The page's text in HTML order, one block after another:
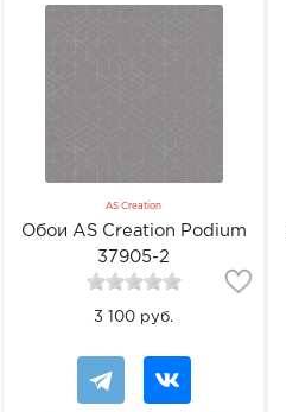
AS Creation
Обои AS Creation Podium
37905-2
3 100 руб.